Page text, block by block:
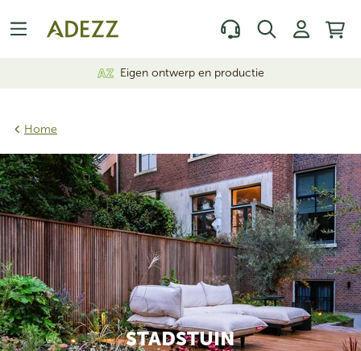
Eigen ontwerp en productie
Home
STADSTUIN